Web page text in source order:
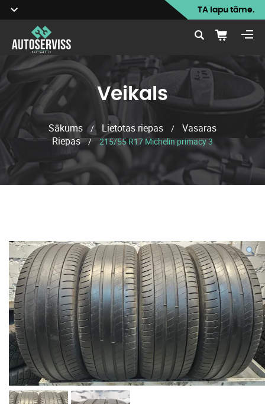
TA lapu tāme.
Veikals
Sākums / Lietotas riepas /
Vasaras
Riepas / 215/55 R17 Michelin primacy 3